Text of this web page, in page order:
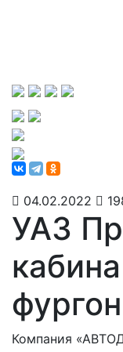
04.02.2022
УАЗ
фургон
Компания